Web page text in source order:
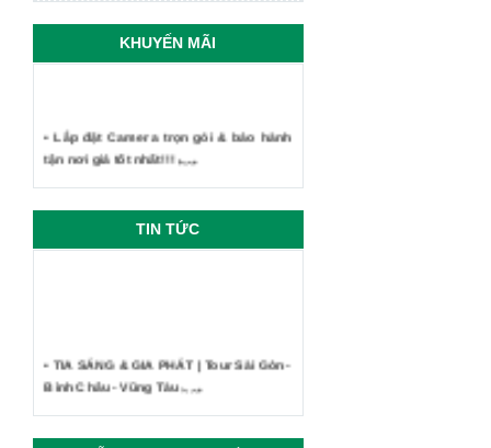
KHUYẾN MÃI
• Lắp đặt Camera trọn gói & bảo hành
tận nơi giá tốt nhất!!!
TIN TỨC
• TIA SÁNG & GIA PHÁT | Tour Sài Gòn -
Bình Châu - Vũng Tàu
• Công ty Tia Sáng - Kỷ niệm du lịch
Phan Thiết Mũi Né 2019